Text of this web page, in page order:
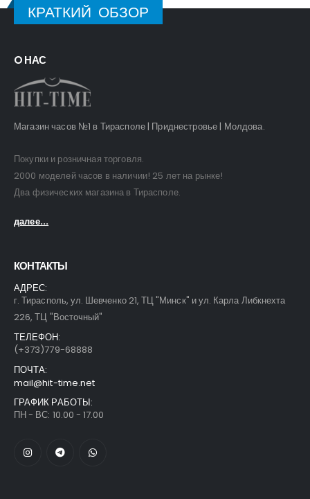
КРАТКИЙ ОБЗОР
O НАС
Магазин часов №1 в Тирасполе | Приднестровье | Молдова.
Покупки и розничная торговля.
2000 моделей часов в наличии! 25 лет на рынке!
Два физических магазина в Тирасполе.
далее...
КОНТАКТЫ
АДРЕС:
г. Тирасполь, ул. Шевченко 21, ТЦ "Минск" и ул. Карла Либкнехта
226, ТЦ "Восточный"
ТЕЛЕФОН:
(+373)779-68888
ПОЧТА:
mail@hit-time.net
ГРАФИК РАБОТЫ:
ПН - ВС: 10.00 - 17.00